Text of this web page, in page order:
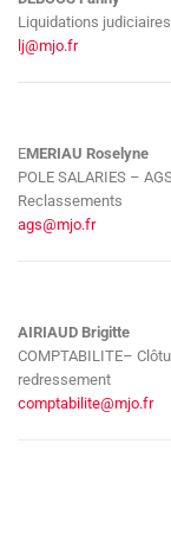
Liquidations
lj@mjo.fr
EMERIAU Roselyne
POLE SALARIES –
Reclassements
ags@mjo.fr
AIRIAUD Brigitte
COMPTABILITE–
redressement
comptabilite@mjo.fr